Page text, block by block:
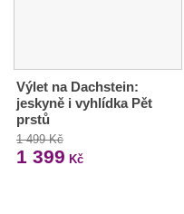
Výlet na Dachstein:
jeskyně i vyhlídka Pět
prstů
1 499 Kč
1 399 Kč